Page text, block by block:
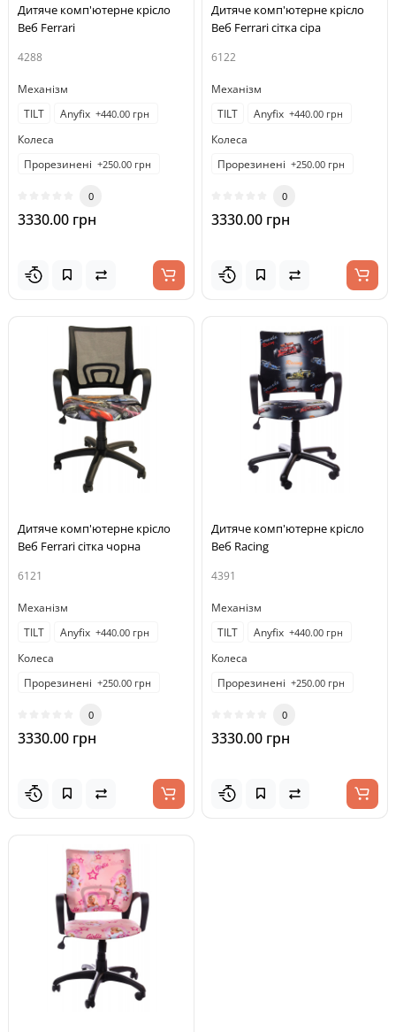
Дитяче комп'ютерне крісло
Веб Ferrari
4288
Механізм
TILT
Anyfix +440.00 грн
Колеса
Прорезинені +250.00 грн
0
3330.00 грн
Дитяче комп'ютерне крісло
Веб Ferrari сітка сіра
6122
Механізм
TILT
Anyfix +440.00 грн
Колеса
Прорезинені +250.00 грн
0
3330.00 грн
Дитяче комп'ютерне крісло
Веб Ferrari сітка чорна
6121
Механізм
TILT
Anyfix +440.00 грн
Колеса
Прорезинені +250.00 грн
0
3330.00 грн
Дитяче комп'ютерне крісло
Веб Racing
4391
Механізм
TILT
Anyfix +440.00 грн
Колеса
Прорезинені +250.00 грн
0
3330.00 грн